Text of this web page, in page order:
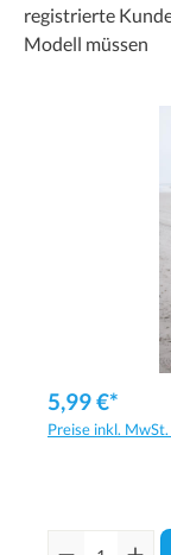
registrierte
Modell müssen
5,99 €*
Preise inkl.